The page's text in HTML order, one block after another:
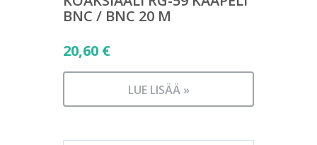
BNC / BNC 20 M
20,60 €
LUE LISÄÄ »